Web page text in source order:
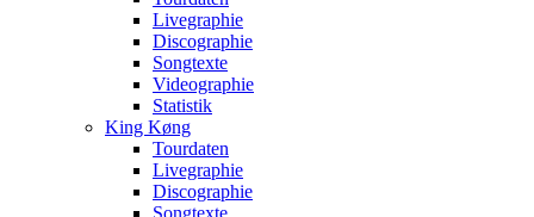
Livegraphie
Discographie
Songtexte
Videographie
Statistik
King Køng
Tourdaten
Livegraphie
Discographie